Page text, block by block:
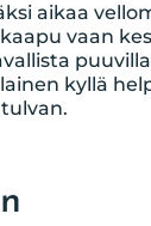
aikaa
vaan
kyllä